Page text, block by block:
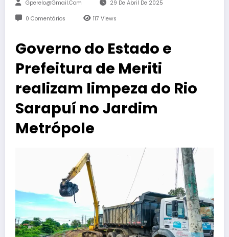
Gperelo@gmail.com 29 De Abril De 2025
0 Comentários 117 Views
Governo do Estado e
Prefeitura de Meriti
realizam limpeza do Rio
Sarapuí no Jardim
Metrópole